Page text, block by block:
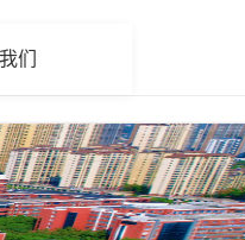
们